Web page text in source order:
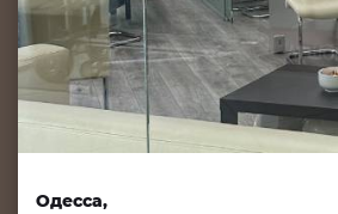
Одесса,